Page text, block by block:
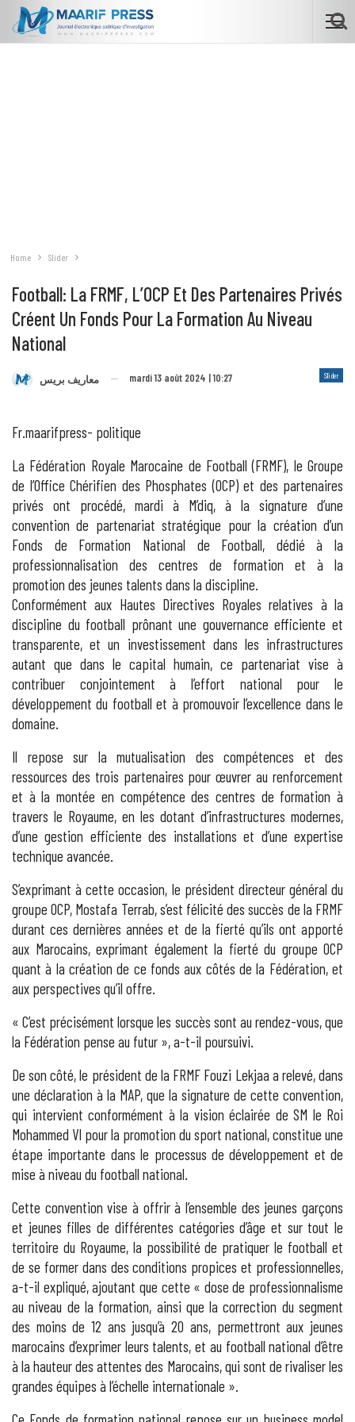
Home Slider
Football: La FRMF, L’OCP Et Des Partenaires Privés
Créent Un Fonds Pour La Formation Au Niveau
National
Slider معاريف بريس mardi 13 août 2024 | 10:27
Fr.maarifpress- politique
La Fédération Royale Marocaine de Football (FRMF), le Groupe
de l’Office Chérifien des Phosphates (OCP) et des partenaires
privés ont procédé, mardi à M’diq, à la signature d’une
convention de partenariat stratégique pour la création d’un
Fonds de Formation National de Football, dédié à la
professionnalisation des centres de formation et à la
promotion des jeunes talents dans la discipline.
Conformément aux Hautes Directives Royales relatives à la
discipline du football prônant une gouvernance efficiente et
transparente, et un investissement dans les infrastructures
autant que dans le capital humain, ce partenariat vise à
contribuer conjointement à l’effort national pour le
développement du football et à promouvoir l’excellence dans le
domaine.
Il repose sur la mutualisation des compétences et des
ressources des trois partenaires pour œuvrer au renforcement
et à la montée en compétence des centres de formation à
travers le Royaume, en les dotant d’infrastructures modernes,
d’une gestion efficiente des installations et d’une expertise
technique avancée.
S’exprimant à cette occasion, le président directeur général du
groupe OCP, Mostafa Terrab, s’est félicité des succès de la FRMF
durant ces dernières années et de la fierté qu’ils ont apporté
aux Marocains, exprimant également la fierté du groupe OCP
quant à la création de ce fonds aux côtés de la Fédération, et
aux perspectives qu’il offre.
« C’est précisément lorsque les succès sont au rendez-vous, que
la Fédération pense au futur », a-t-il poursuivi.
De son côté, le président de la FRMF Fouzi Lekjaa a relevé, dans
une déclaration à la MAP, que la signature de cette convention,
qui intervient conformément à la vision éclairée de SM le Roi
Mohammed VI pour la promotion du sport national, constitue une
étape importante dans le processus de développement et de
mise à niveau du football national.
Cette convention vise à offrir à l’ensemble des jeunes garçons
et jeunes filles de différentes catégories d’âge et sur tout le
territoire du Royaume, la possibilité de pratiquer le football et
de se former dans des conditions propices et professionnelles,
a-t-il expliqué, ajoutant que cette « dose de professionnalisme
au niveau de la formation, ainsi que la correction du segment
des moins de 12 ans jusqu’à 20 ans, permettront aux jeunes
marocains d’exprimer leurs talents, et au football national d’être
à la hauteur des attentes des Marocains, qui sont de rivaliser les
grandes équipes à l’échelle internationale ».